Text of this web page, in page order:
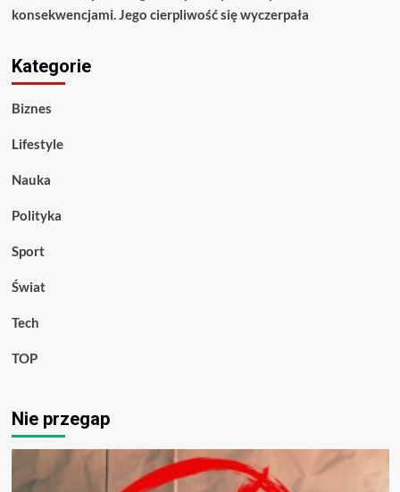
konsekwencjami. Jego cierpliwość się wyczerpała
Kategorie
Biznes
Lifestyle
Nauka
Polityka
Sport
Świat
Tech
TOP
Nie przegap